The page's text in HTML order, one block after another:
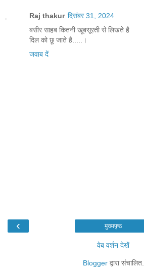
Raj thakur दिसंबर 31, 2024
बसीर साहब कितनी खूबसूरती से लिखते है
दिल को छू जाते है.....।
जवाब दें
‹ मुख्यपृष्ठ
वेब वर्शन देखें
Bloggerद्वारा संचालित.